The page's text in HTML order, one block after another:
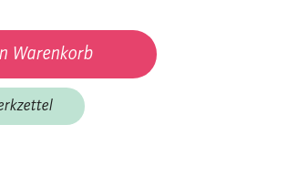
Warenkorb